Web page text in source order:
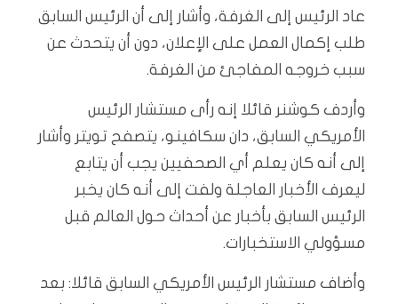
عاد الرئيس إلى الغرفة، وأشار إلى أن الرئيس السابق
طلب إكمال العمل على الإعلان، دون أن يتحدث عن
سبب خروجه المفاجئ من الغرفة.
وأردف كوشنر قائلا إنه رأى مستشار الرئيس
الأمريكي السابق، دان سكافينو، يتصفح تويتر وأشار
إلى أنه كان يعلم أي الصحفيين يجب أن يتابع
ليعرف الأخبار العاجلة ولفت إلى أنه كان يخبر
الرئيس السابق بأخبار عن أحداث حول العالم قبل
مسؤولي الاستخبارات.
وأضاف مستشار الرئيس الأمريكي السابق قائلا: بعد